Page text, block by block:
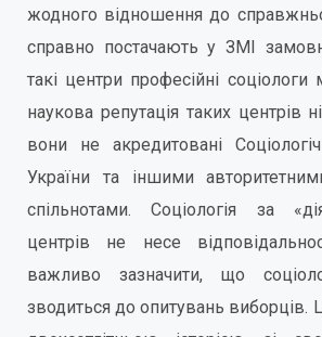
жодного відношення до
справно постачають у ЗМІ
такі центри професійні
наукова репутація таких центрів
вони не акредитовані
України та іншими
спільнотами. Соціологія за
центрів не несе
важливо зазначити, що
зводиться до опитувань виборців.